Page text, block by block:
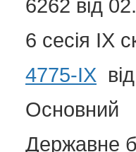
6262 від
6 сесія IX
4775-IX
Основний
Державне